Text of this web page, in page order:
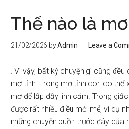
Thế nào là
21/02/2026 byAdmin Leave a
. Vì vậy, bất kỳ chuyện gì cũng
mơ tỉnh. Trong mơ tỉnh còn có thể
mơ để lấp đầy linh cảm. Trong
được rất nhiều điều mới mẻ, ví dụ
những chuyện buồn trước đây của